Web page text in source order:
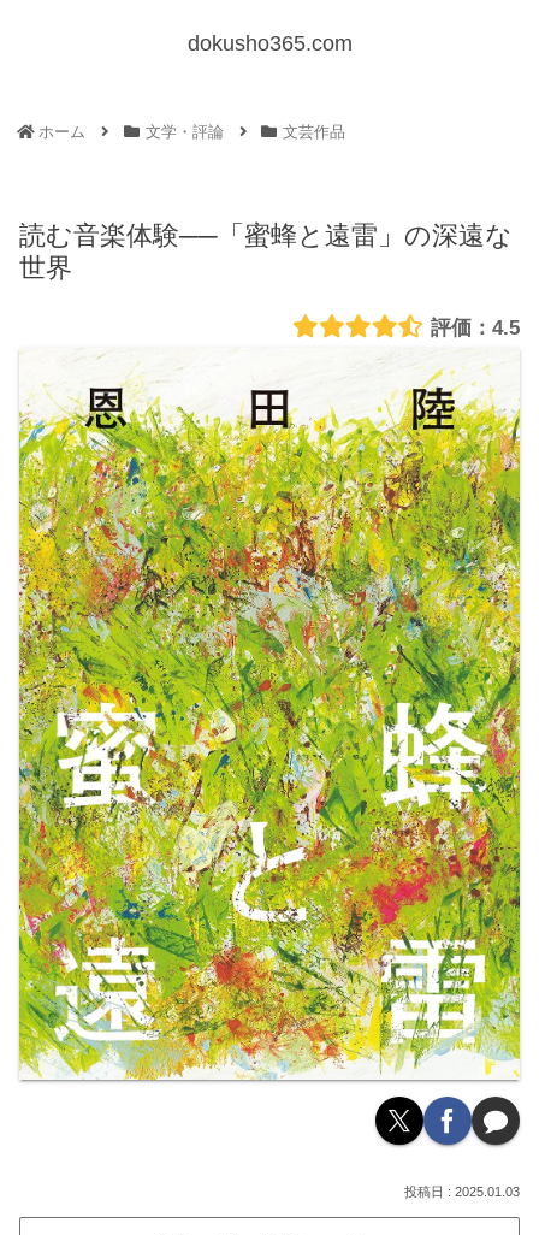
dokusho365.com
ホーム 文学・評論 文芸作品
読む音楽体験──「蜜蜂と遠雷」の深遠な
世界
4.5
2025.01.03